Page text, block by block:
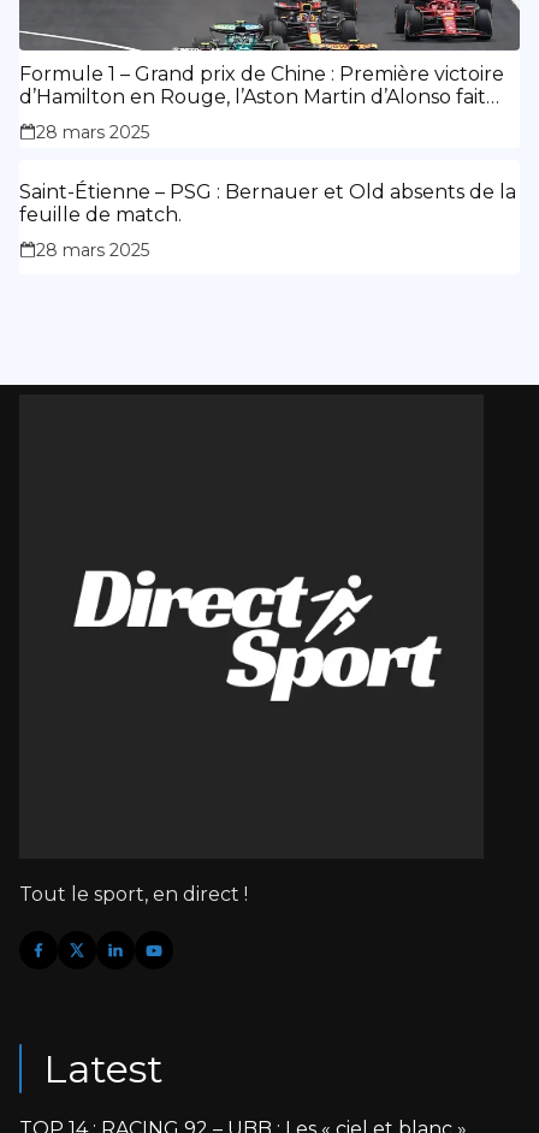
Formule 1 – Grand prix de Chine : Première victoire
d’Hamilton en Rouge, l’Aston Martin d’Alonso fait
des siennes.
28 mars 2025
Saint-Étienne – PSG : Bernauer et Old absents de la
feuille de match.
28 mars 2025
Tout le sport, en direct !
Latest